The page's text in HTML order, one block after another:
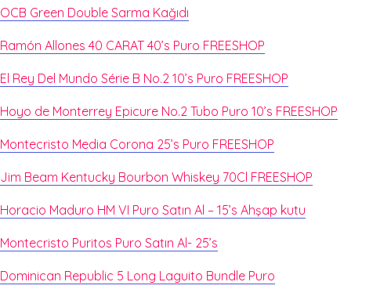
OCB Green Double Sarma Kağıdı
Ramón Allones 40 CARAT 40’s Puro FREESHOP
El Rey Del Mundo Série B No.2 10’s Puro FREESHOP
Hoyo de Monterrey Epicure No.2 Tubo Puro 10’s FREESHOP
Montecristo Media Corona 25’s Puro FREESHOP
Jim Beam Kentucky Bourbon Whiskey 70Cl FREESHOP
Horacio Maduro HM VI Puro Satın Al – 15’s Ahşap kutu
Montecristo Puritos Puro Satın Al- 25’s
Dominican Republic 5 Long Laguito Bundle Puro